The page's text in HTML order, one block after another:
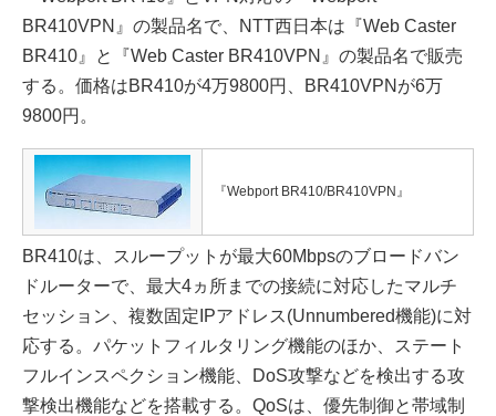
BR410VPN』の製品名で、NTT西日本は『Web Caster
BR410』と『Web Caster BR410VPN』の製品名で販売
する。価格はBR410が4万9800円、BR410VPNが6万
9800円。
『Webport BR410/BR410VPN』
BR410は、スループットが最大60Mbpsのブロードバン
ドルーターで、最大4ヵ所までの接続に対応したマルチ
セッション、複数固定IPアドレス(Unnumbered機能)に対
応する。パケットフィルタリング機能のほか、ステート
フルインスペクション機能、DoS攻撃などを検出する攻
撃検出機能などを搭載する。QoSは、優先制御と帯域制